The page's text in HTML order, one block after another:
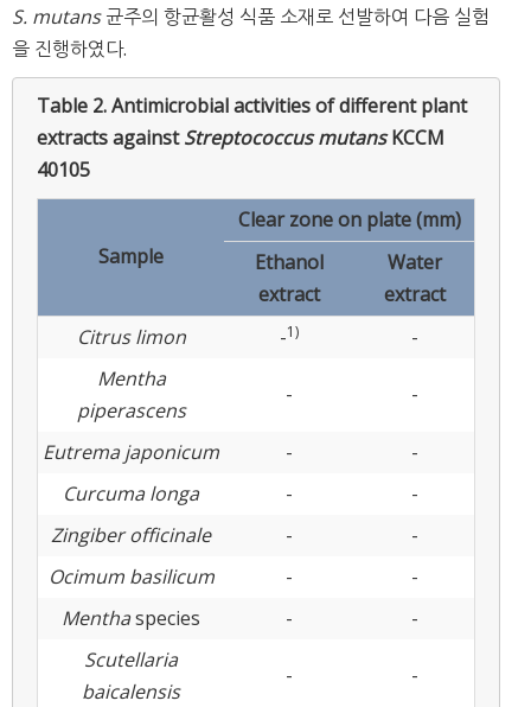
S. mutans균주의 항균활성 식품 소재로 선발하여 다음 실험
을 진행하였다.
Table 2.Antimicrobial activities of different plant
extracts againstStreptococcus mutansKCCM
40105
Sample
Clear zone on plate (mm)
Ethanol
extract
Water
extract
Citrus limon
-1)
-
Mentha
piperascens
- -
Eutrema japonicum -
-
Curcuma longa
-
-
Zingiber officinale
-
-
Ocimum basilicum
-
-
Menthaspecies -
-
Scutellaria
baicalensis
- -